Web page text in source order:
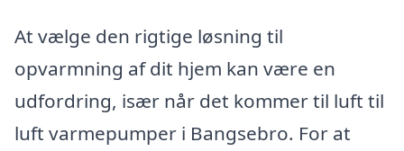
At vælge den rigtige løsning til
opvarmning af dit hjem kan være en
udfordring, især når det kommer til luft til
luft varmepumper i Bangsebro. For at